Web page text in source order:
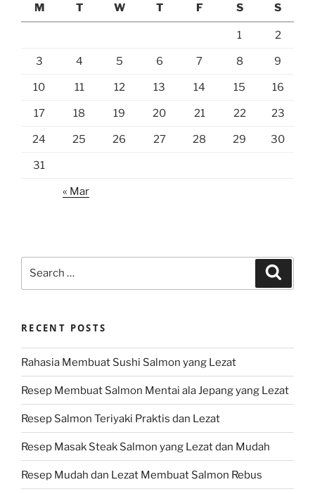
M
T W T F S S
1 2
3 4 5 6 7 8 9
10 11 12 13 14 15 16
17 18 19 20 21 22 23
24 25 26 27 28 29 30
31
« Mar
RECENT POSTS
Rahasia Membuat Sushi Salmon yang Lezat
Resep Membuat Salmon Mentai ala Jepang yang Lezat
Resep Salmon Teriyaki Praktis dan Lezat
Resep Masak Steak Salmon yang Lezat dan Mudah
Resep Mudah dan Lezat Membuat Salmon Rebus